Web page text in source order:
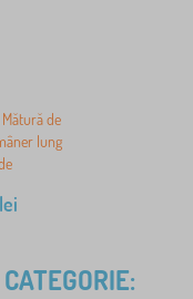
de
lung
lei